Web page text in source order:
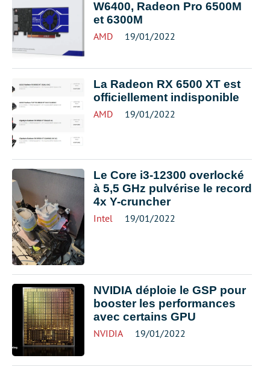
W6400, Radeon Pro 6500M
et 6300M
AMD 19/01/2022
La Radeon RX 6500 XT est
officiellement indisponible
AMD 19/01/2022
Le Core i3-12300 overlocké
à 5,5 GHz pulvérise le record
4x Y-cruncher
Intel 19/01/2022
NVIDIA déploie le GSP pour
booster les performances
avec certains GPU
NVIDIA 19/01/2022